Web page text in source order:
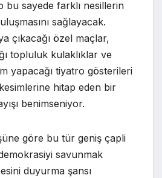
bu sayede farklı nesillerin
sağlayacak.
çıkacağı özel maçlar,
topluluk kulaklıklar ve
yapacağı tiyatro gösterileri
hitap eden bir
benimseniyor.
göre bu tür geniş çapli
savunmak
duyurma şansı